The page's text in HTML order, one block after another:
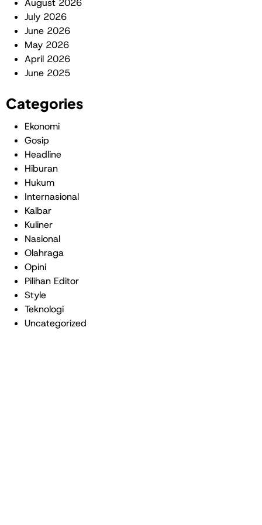
July 2026
June 2026
May 2026
April 2026
June 2025
Categories
Ekonomi
Gosip
Headline
Hiburan
Hukum
Internasional
Kalbar
Kuliner
Nasional
Olahraga
Opini
Pilihan Editor
Style
Teknologi
Uncategorized